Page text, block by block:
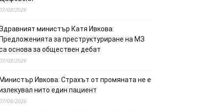
08/2026
министър Катя Ивкова:
за преструктуриране на МЗ
основа за обществен дебат
08/2026
Ивкова: Страхът от промяната не е
нито един пациент
08/2026